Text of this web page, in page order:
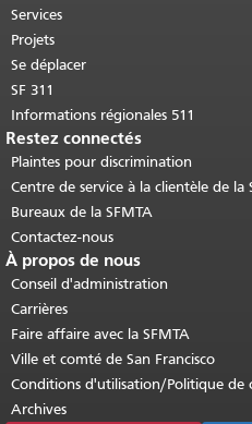
Retour au haut du contenu principal
Services
Projets
Se déplacer
SF 311
Informations régionales 511
Restez connectés
Plaintes pour discrimination
Centre de service à la clientèle de la
Bureaux de la SFMTA
Contactez-nous
À propos de nous
Conseil d'administration
Carrières
Faire affaire avec la SFMTA
Ville et comté de San Francisco
Conditions d'utilisation/Politique de
Archives